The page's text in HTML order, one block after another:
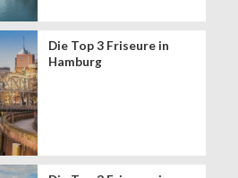
Die Top 3 Friseure in
Hamburg